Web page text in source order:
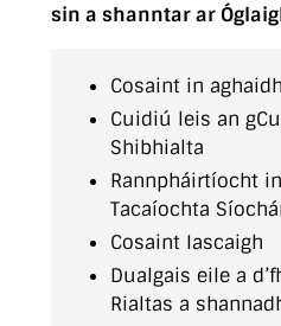
sin a shanntar ar
Cosaint in
Cuidiú leis an
Shibhialta
Rannpháirtíocht
Tacaíochta
Cosaint Iascaigh
Dualgais eile a
Rialtas a